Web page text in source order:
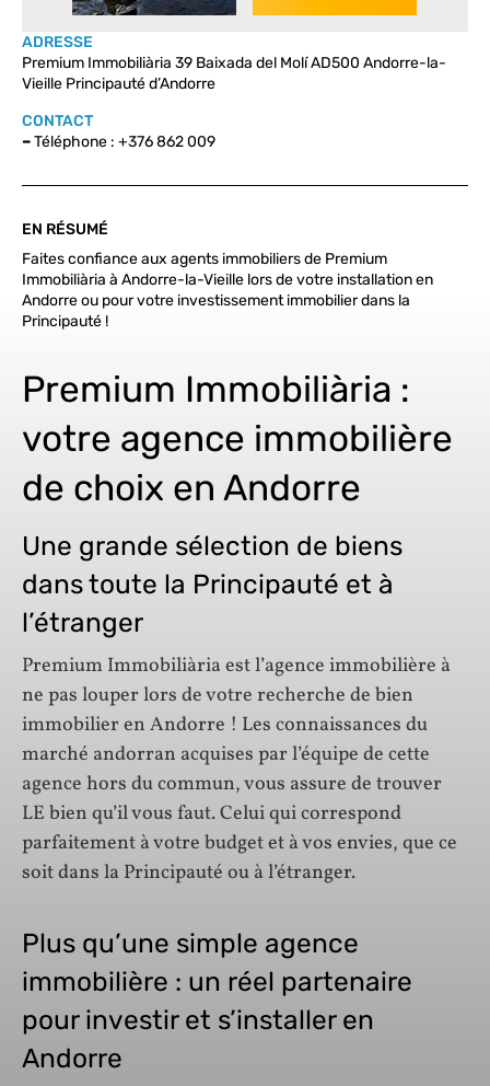
Premium Immobiliària :
votre agence immobilière
de choix en Andorre
Une grande sélection de biens
dans toute la Principauté et à
l’étranger
Premium Immobiliària est l’agence immobilière à
ne pas louper lors de votre recherche de bien
immobilier en Andorre ! Les connaissances du
marché andorran acquises par l’équipe de cette
agence hors du commun, vous assure de trouver
LE bien qu’il vous faut. Celui qui correspond
parfaitement à votre budget et à vos envies, que ce
soit dans la Principauté ou à l’étranger.
Plus qu’une simple agence
immobilière : un réel partenaire
pour investir et s’installer en
Andorre
ADRESSE
Premium Immobiliària 39 Baixada del Molí AD500 Andorre-la-
Vieille Principauté d’Andorre
CONTACT
–Téléphone : +376 862 009
EN RÉSUMÉ
Faites confiance aux agents immobiliers de Premium
Immobiliària à Andorre-la-Vieille lors de votre installation en
Andorre ou pour votre investissement immobilier dans la
Principauté !